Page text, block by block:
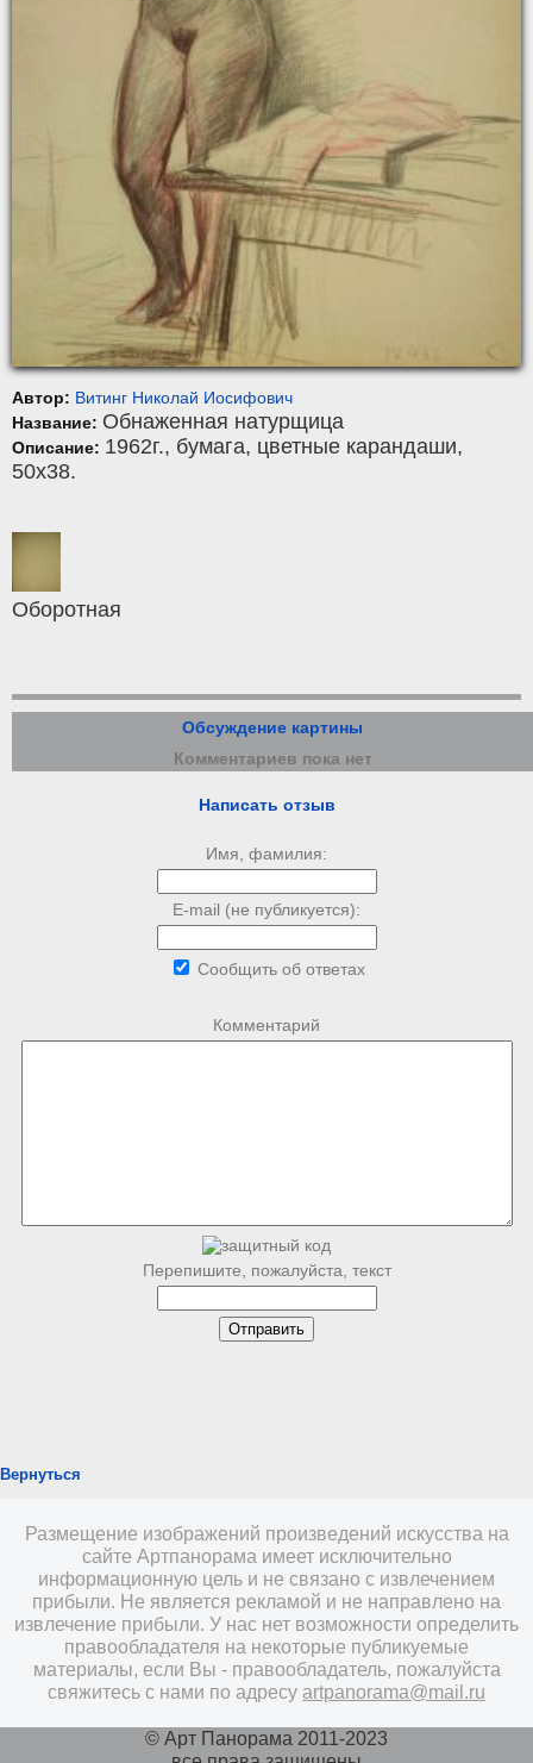
Автор: Витинг Николай Иосифович
Название: Обнаженная натурщица
Описание: 1962г., бумага, цветные карандаши,
50x38.
Оборотная
Обсуждение картины
Комментариев пока нет
Написать отзыв
Имя, фамилия:
E-mail (не публикуется):
Сообщить об ответах
Комментарий
Перепишите, пожалуйста, текст
Вернуться
Размещение изображений произведений искусства на
сайте Артпанорама имеет исключительно
информационную цель и не связано с извлечением
прибыли. Не является рекламой и не направлено на
извлечение прибыли. У нас нет возможности определить
правообладателя на некоторые публикуемые
материалы, если Вы - правообладатель, пожалуйста
свяжитесь с нами по адресу artpanorama@mail.ru
© Арт Панорама 2011-2023